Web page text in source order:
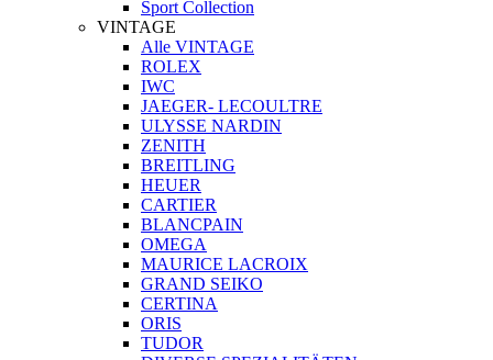
Sport Collection
VINTAGE
Alle VINTAGE
ROLEX
IWC
JAEGER- LECOULTRE
ULYSSE NARDIN
ZENITH
BREITLING
HEUER
CARTIER
BLANCPAIN
OMEGA
MAURICE LACROIX
GRAND SEIKO
CERTINA
ORIS
TUDOR